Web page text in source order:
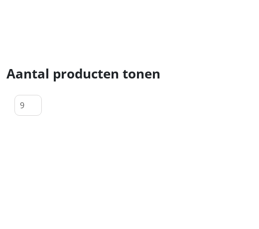
Aantal producten tonen